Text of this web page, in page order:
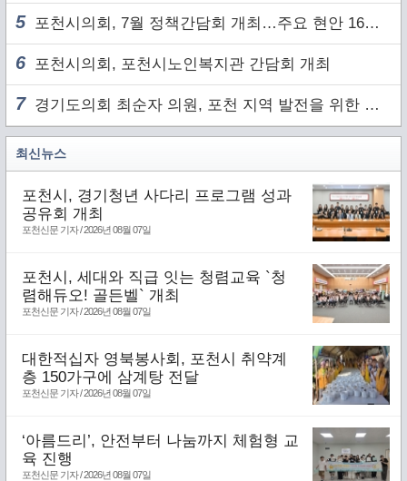
5 포천시의회, 7월 정책간담회 개최…주요 현안 16건 점검
6 포천시의회, 포천시노인복지관 간담회 개최
7경기도의회 최순자 의원, 포천 지역 발전을 위한 정담회 개최
최신뉴스
포천시, 경기청년 사다리 프로그램 성과
공유회 개최
포천신문 기자 / 2026년 08월 07일
포천시, 세대와 직급 잇는 청렴교육 `청
렴해듀오! 골든벨` 개최
포천신문 기자 / 2026년 08월 07일
대한적십자 영북봉사회, 포천시 취약계
층 150가구에 삼계탕 전달
포천신문 기자 / 2026년 08월 07일
‘아름드리’, 안전부터 나눔까지 체험형 교
육 진행
포천신문 기자 / 2026년 08월 07일